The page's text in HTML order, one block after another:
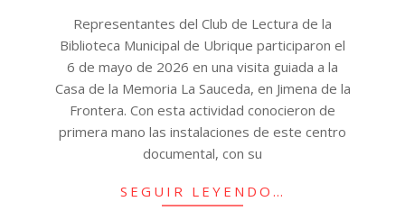
Representantes del Club de Lectura de la
Biblioteca Municipal de Ubrique participaron el
6 de mayo de 2026 en una visita guiada a la
Casa de la Memoria La Sauceda, en Jimena de la
Frontera. Con esta actividad conocieron de
primera mano las instalaciones de este centro
documental, con su
SEGUIR LEYENDO…